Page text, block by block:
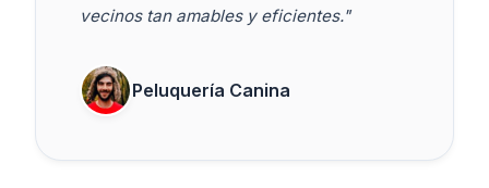
vecinos tan amables y eficientes."
Peluquería Canina